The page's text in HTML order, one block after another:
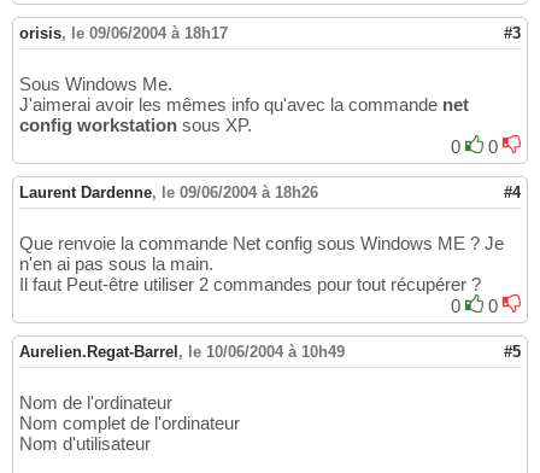
orisis, le 09/06/2004 à 18h17 #3
Sous Windows Me.
J'aimerai avoir les mêmes info qu'avec la commande net
config workstation sous XP.
0
0
Laurent Dardenne, le 09/06/2004 à 18h26 #4
Que renvoie la commande Net config sous Windows ME ? Je
n'en ai pas sous la main.
Il faut Peut-être utiliser 2 commandes pour tout récupérer ?
0
0
Aurelien.Regat-Barrel , le 10/06/2004 à 10h49 #5
Nom de l'ordinateur
Nom complet de l'ordinateur
Nom d'utilisateur